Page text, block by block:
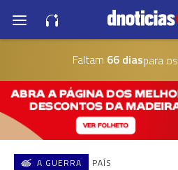
Faltam 66 diaspara os
A GUERRA PAÍS